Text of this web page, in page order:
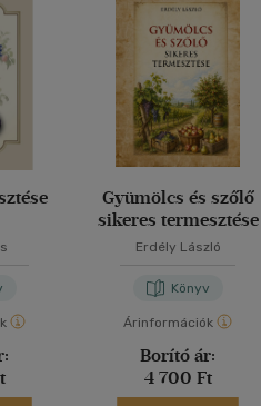
Gyümölcs és szőlő
sikeres termesztése
Erdély László
Könyv
Árinformációk
Borító ár:
4 700 Ft